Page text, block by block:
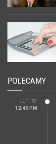
POLECAMY
LUT 1ST
12:46 PM